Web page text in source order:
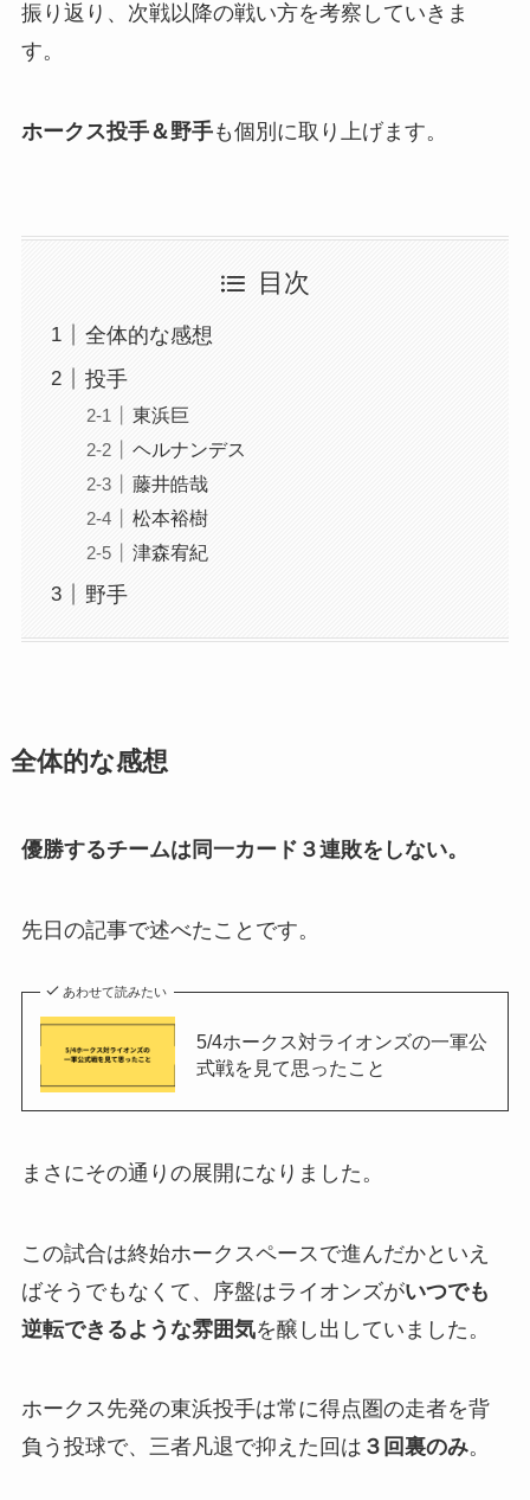
振り返り、次戦以降の戦い方を考察していきま
す。
ホークス投手＆野手も個別に取り上げます。
目次
全体的な感想
投手
東浜巨
ヘルナンデス
藤井皓哉
松本裕樹
津森宥紀
野手
全体的な感想
優勝するチームは同一カード３連敗をしない。
先日の記事で述べたことです。
あわせて読みたい
5/4ホークス対ライオンズの一軍公
式戦を見て思ったこと
まさにその通りの展開になりました。
この試合は終始ホークスペースで進んだかといえ
ばそうでもなくて、序盤はライオンズがいつでも
逆転できるような雰囲気を醸し出していました。
ホークス先発の東浜投手は常に得点圏の走者を背
負う投球で、三者凡退で抑えた回は ３回裏のみ。